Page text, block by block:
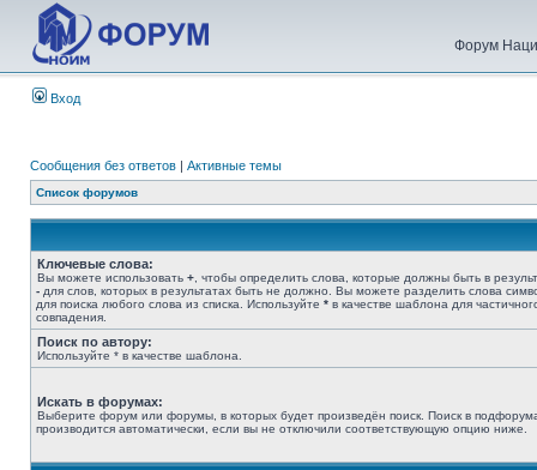
Форум
Вход
Сообщения без ответов | Активные темы
Список форумов
Ключевые слова:
Вы можете использовать + , чтобы определить слова, которые должны быть в
- для слов, которых в результатах быть не должно. Вы можете разделить слова
для поиска любого слова из списка. Используйте * в качестве шаблона для
совпадения.
Поиск по автору:
Используйте * в качестве шаблона.
Искать в форумах:
Выберите форум или форумы, в которых будет произведён поиск. Поиск в
производится автоматически, если вы не отключили соответствующую опцию ниже.